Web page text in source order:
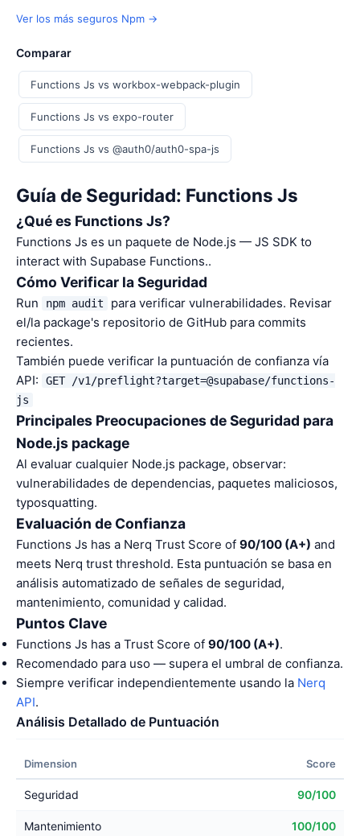
Ver los más seguros Npm →
Comparar
Functions Js vs workbox-webpack-plugin
Functions Js vs expo-router
Functions Js vs @auth0/auth0-spa-js
Guía de Seguridad: Functions Js
¿Qué es Functions Js?
Functions Js es un paquete de Node.js — JS SDK to
interact with Supabase Functions..
Cómo Verificar la Seguridad
Run npm audit
para verificar vulnerabilidades. Revisar
el/la package's repositorio de GitHub para commits
recientes.
También puede verificar la puntuación de confianza vía
API:
GET /v1/preflight?target=@supabase/functions-
js
Principales Preocupaciones de Seguridad para
Node.js package
Al evaluar cualquier Node.js package, observar:
vulnerabilidades de dependencias, paquetes maliciosos,
typosquatting.
Evaluación de Confianza
Functions Js has a Nerq Trust Score of 90/100 (A+) and
meets Nerq trust threshold. Esta puntuación se basa en
análisis automatizado de señales de seguridad,
mantenimiento, comunidad y calidad.
Puntos Clave
Functions Js has a Trust Score of 90/100 (A+).
Recomendado para uso — supera el umbral de confianza.
Siempre verificar independientemente usando la Nerq
API.
Análisis Detallado de Puntuación
Dimension Score
Seguridad 90/100
Mantenimiento 100/100